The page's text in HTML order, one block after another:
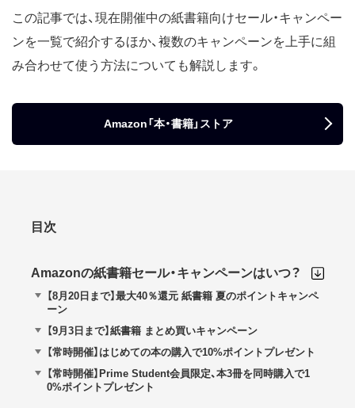
この記事では、現在開催中の紙書籍向けセール・キャンペー
ンを一覧で紹介するほか、複数のキャンペーンを上手に組
み合わせて使う方法についても解説します。
Amazon「本・書籍」ストア
目次
Amazonの紙書籍セール・キャンペーンはいつ？
【8月20日まで】最大40％還元 紙書籍 夏のポイントキャンペ
ーン
【9月3日まで】紙書籍 まとめ買いキャンペーン
【常時開催】はじめての本の購入で10%ポイントプレゼント
【常時開催】Prime Student会員限定、本3冊を同時購入で1
0%ポイントプレゼント